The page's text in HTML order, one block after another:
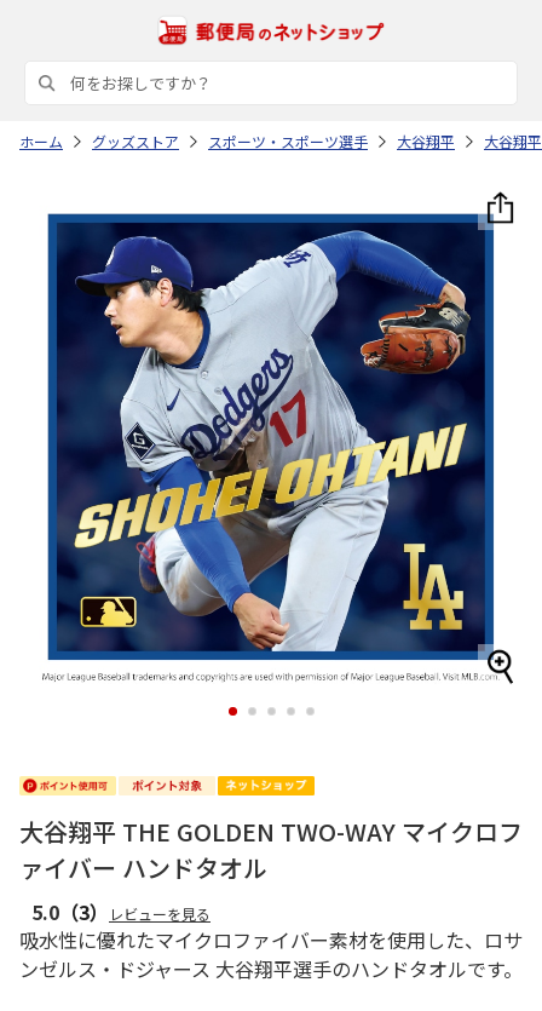
ホーム グッズストア スポーツ・スポーツ選手 大谷翔平 大谷翔
1 2 3 4 5
大谷翔平 THE GOLDEN TWO-WAY マイクロフ
ァイバー ハンドタオル
5.0 （3） レビューを見る
吸水性に優れたマイクロファイバー素材を使用した、ロサ
ンゼルス・ドジャース 大谷翔平選手のハンドタオルです。